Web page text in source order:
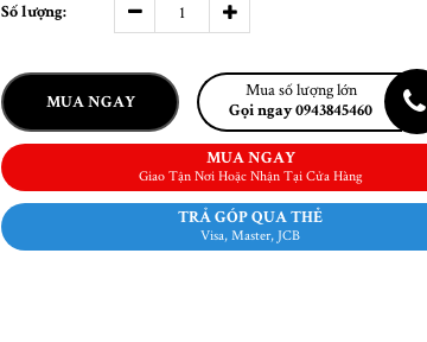
Số lượng:
MUA NGAY
Mua số lượng lớn
Gọi ngay 0943845460
MUA NGAY
Giao Tận Nơi Hoặc Nhận Tại Cửa Hàng
TRẢ GÓP QUA THẺ
Visa, Master, JCB